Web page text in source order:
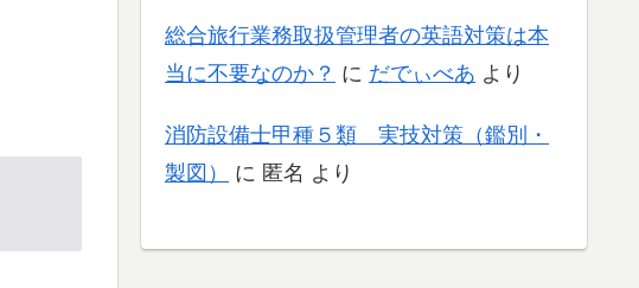
総合旅行業務取扱管理者の英語対策は本
当に不要なのか？ に だでぃべあ より
消防設備士甲種５類 実技対策（鑑別・
製図）
に 匿名 より